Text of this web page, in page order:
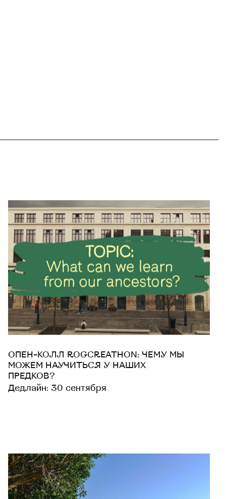
ОПЕН-КОЛЛ ROGCREATHON: ЧЕМУ МЫ
МОЖЕМ НАУЧИТЬСЯ У НАШИХ
ПРЕДКОВ?
Дедлайн: 30 сентября